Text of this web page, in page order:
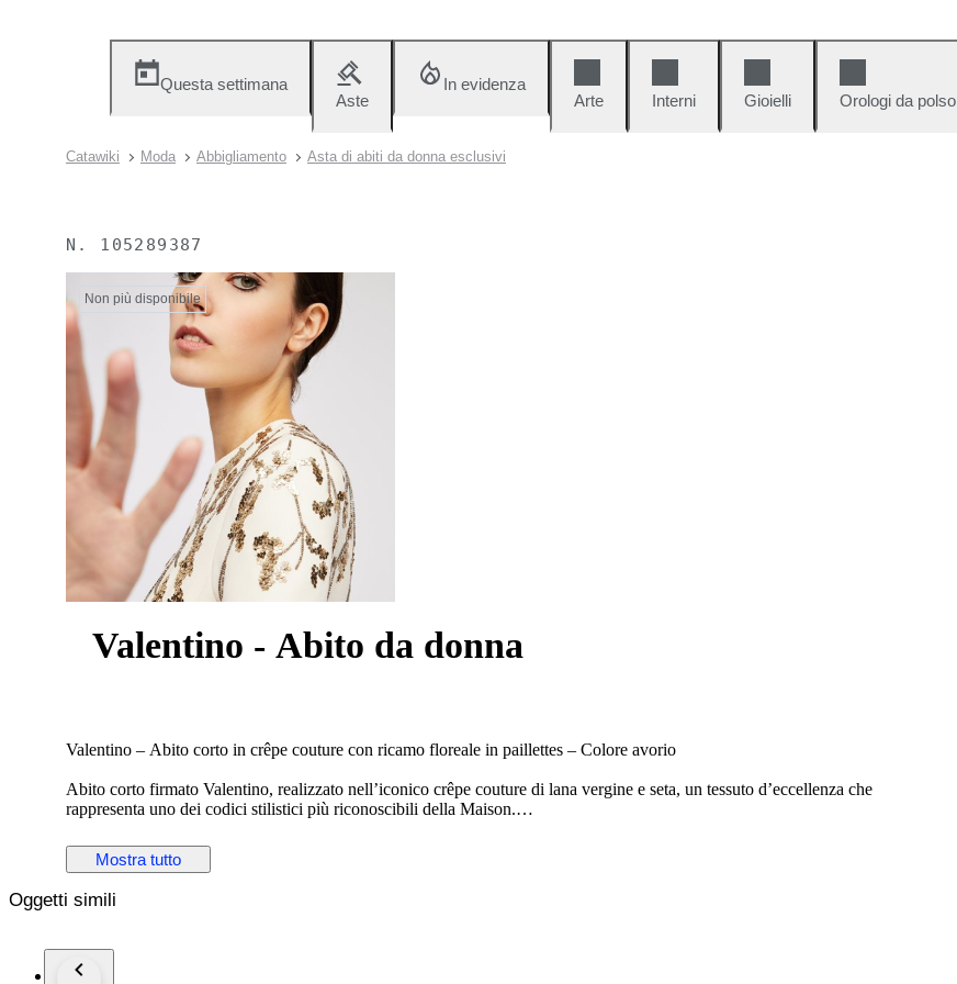
Questa settimana
Aste
In evidenza
Arte
Interni Gioielli Orologi da polso
Catawiki Moda Abbigliamento Asta di abiti da donna esclusivi
N. 105289387
Non più disponibile
Valentino - Abito da donna
Valentino – Abito corto in crêpe couture con ricamo floreale in paillettes – Colore avorio
Abito corto firmato Valentino, realizzato nell’iconico crêpe couture di lana vergine e seta, un tessuto d’eccellenza che
rappresenta uno dei codici stilistici più riconoscibili della Maison.
Il modello, dal taglio a trapezio, presenta una silhouette sobria ed estremamente femminile, arricchita da un ricercato ricamo
floreale realizzato interamente a mano con paillettes color oro che si sviluppano sul corpetto, sulle maniche e sul retro.
Il design è pulito e minimal, ma estremamente raffinato. L’abito è completamente foderato, per un comfort e una struttura
Capo prodotto in Italia.
Mostra tutto
Oggetti simili